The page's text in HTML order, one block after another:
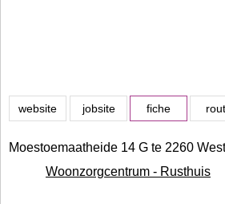
website jobsite fiche
Moestoemaatheide 14 G te 2260
Woonzorgcentrum - Rusthuis